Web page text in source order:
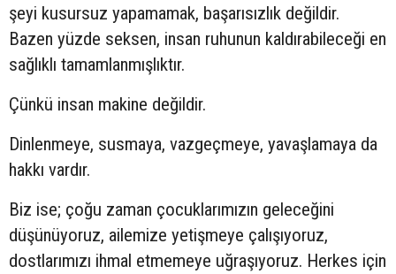
şeyi kusursuz yapamamak, başarısızlık değildir.
Bazen yüzde seksen, insan ruhunun kaldırabileceği en
sağlıklı tamamlanmışlıktır.
Çünkü insan makine değildir.
Dinlenmeye, susmaya, vazgeçmeye, yavaşlamaya da
hakkı vardır.
Biz ise; çoğu zaman çocuklarımızın geleceğini
düşünüyoruz, ailemize yetişmeye çalışıyoruz,
dostlarımızı ihmal etmemeye uğraşıyoruz. Herkes için